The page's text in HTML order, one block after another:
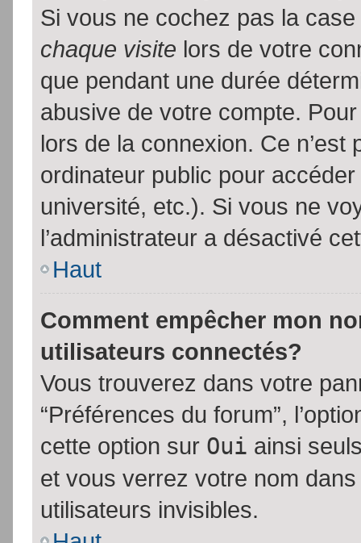
Si vous ne cochez pas la case
chaque visite lors de votre
que pendant une durée
abusive de votre compte.
lors de la connexion. Ce
ordinateur public pour
université, etc.). Si vous ne
l’administrateur a désactivé
Haut
Comment empêcher mon
utilisateurs connectés?
Vous trouverez dans votre
“Préférences du forum”,
cette option sur Oui ainsi
et vous verrez votre nom
utilisateurs invisibles.